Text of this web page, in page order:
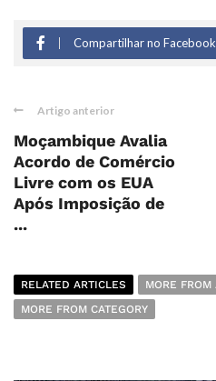
Compartilhar no Facebook
Artigo anterior
Moçambique Avalia
Acordo de Comércio
Livre com os EUA
Após Imposição de
...
RELATED ARTICLES
MORE FROM
MORE FROM CATEGORY